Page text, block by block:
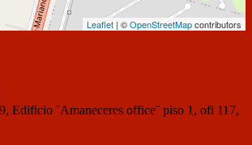
Leaflet | ©OpenStreetMapcontributors
Edificio ¨Amaneceres office¨ piso 1, ofi 117,